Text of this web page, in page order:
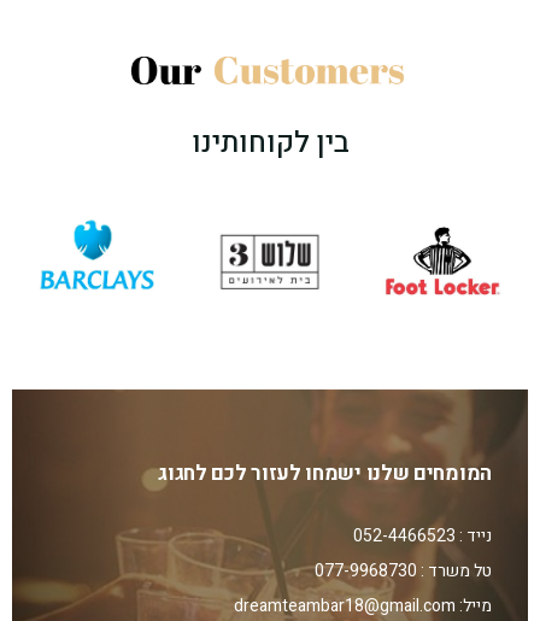
בין לקוחותינו
המומחים שלנו ישמחו לעזור לכם לחגוג
נייד : 052-4466523
טל משרד : 077-9968730
מייל: dreamteambar18@gmail.com